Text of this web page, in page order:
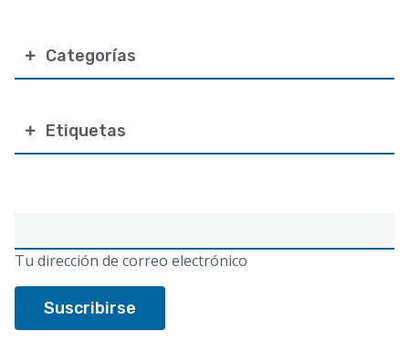
electrónico
Tu dirección de correo electrónico
Categorías
Etiquetas